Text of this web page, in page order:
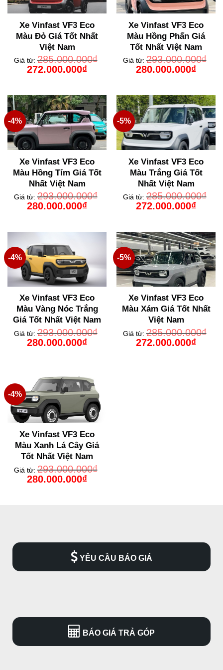
Xe Vinfast VF3 Eco
Màu Đỏ Giá Tốt Nhất
Việt Nam
Giá từ:285.000.000₫
Giá
gốc
272.000.000₫Giá
hiện
Xe Vinfast VF3 Eco
Màu Hồng Phấn Giá
Tốt Nhất Việt Nam
Giá từ:293.000.000₫
Giá
gốc
280.000.000₫Giá
hiện
-4%
Xe Vinfast VF3 Eco
Màu Hồng Tím Giá Tốt
Nhất Việt Nam
Giá từ:293.000.000₫
Giá
gốc
280.000.000₫Giá
hiện
-5%
Xe Vinfast VF3 Eco
Màu Trắng Giá Tốt
Nhất Việt Nam
Giá từ:285.000.000₫
Giá
gốc
272.000.000₫Giá
hiện
-4%
Xe Vinfast VF3 Eco
Màu Vàng Nóc Trắng
Giá Tốt Nhất Việt Nam
Giá từ:293.000.000₫
Giá
gốc
280.000.000₫Giá
hiện
-5%
Xe Vinfast VF3 Eco
Màu Xám Giá Tốt Nhất
Việt Nam
Giá từ:285.000.000₫
Giá
gốc
272.000.000₫Giá
hiện
-4%
Xe Vinfast VF3 Eco
Màu Xanh Lá Cây Giá
Tốt Nhất Việt Nam
Giá từ:293.000.000₫
Giá
gốc
280.000.000₫Giá
hiện
YÊU CẦU BÁO GIÁ
BÁO GIÁ TRẢ GÓP